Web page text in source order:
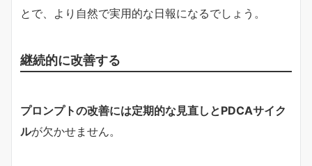
とで、より自然で実用的な日報になるでしょう。
継続的に改善する
プロンプトの改善には定期的な見直しとPDCAサイク
ルが欠かせません。